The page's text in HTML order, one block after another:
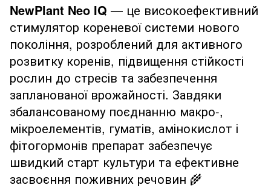
NewPlant Neo IQ — це високоефективний
стимулятор кореневої системи нового
покоління, розроблений для активного
розвитку коренів, підвищення стійкості
рослин до стресів та забезпечення
запланованої врожайності. Завдяки
збалансованому поєднанню макро-,
мікроелементів, гуматів, амінокислот і
фітогормонів препарат забезпечує
швидкий старт культури та ефективне
засвоєння поживних речовин 🌾